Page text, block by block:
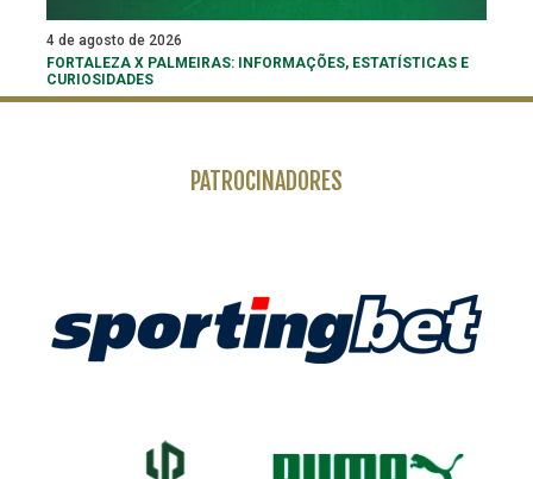
4 de agosto de 2026
FORTALEZA X PALMEIRAS: INFORMAÇÕES, ESTATÍSTICAS E
CURIOSIDADES
PATROCINADORES